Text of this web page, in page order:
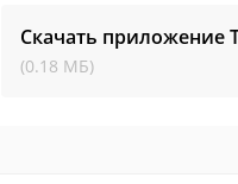
Скачать приложение
(0.18 МБ)